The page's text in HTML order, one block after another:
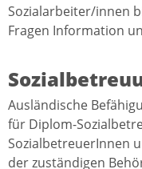
Sozialarbeiter/innen
Fragen Information
Ausländische
für Diplom-
SozialbetreuerInnen
der zuständigen